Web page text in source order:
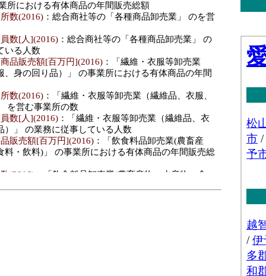
数 15 515位 9位
数
所における有体商品の年間販売総額
数(2016) ：総合商社等の「各種商品卸売業」 のを営
数[人](2016) ：総合商社等の「各種商品卸売業」 の
いる人数
品販売額[百万円](2016) ：「繊維・衣服等卸売業
、身の回り品）」 の事業所における有体商品の年間
数(2016) ：「繊維・衣服等卸売業（繊維品、衣服、
を営む事業所の数
数[人](2016) ：「繊維・衣服等卸売業（繊維品、衣
）」 の業務に従事している人数
販売額[百万円](2016) ：「飲食料品卸売業(農畜産
料・飲料)」 の事業所における有体商品の年間販売総
(2016)
：「飲食料品卸売業(農畜産物・水産物、食